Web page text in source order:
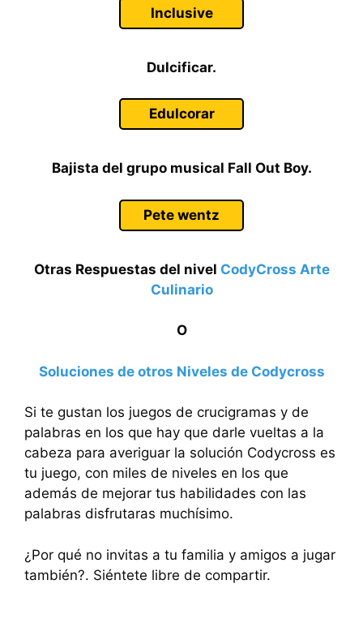
Inclusive
Dulcificar.
Edulcorar
Bajista del grupo musical Fall Out Boy.
Pete wentz
Otras Respuestas del nivel CodyCross Arte
Culinario
O
Soluciones de otros Niveles de Codycross
Si te gustan los juegos de crucigramas y de
palabras en los que hay que darle vueltas a la
cabeza para averiguar la solución Codycross es
tu juego, con miles de niveles en los que
además de mejorar tus habilidades con las
palabras disfrutaras muchísimo.
¿Por qué no invitas a tu familia y amigos a jugar
también?. Siéntete libre de compartir.